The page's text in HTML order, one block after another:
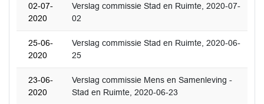
02-07-
2020
Verslag commissie Stad en Ruimte, 2020-07-
02
25-06-
2020
Verslag commissie Stad en Ruimte, 2020-06-
25
23-06-
2020
Verslag commissie Mens en Samenleving -
Stad en Ruimte, 2020-06-23